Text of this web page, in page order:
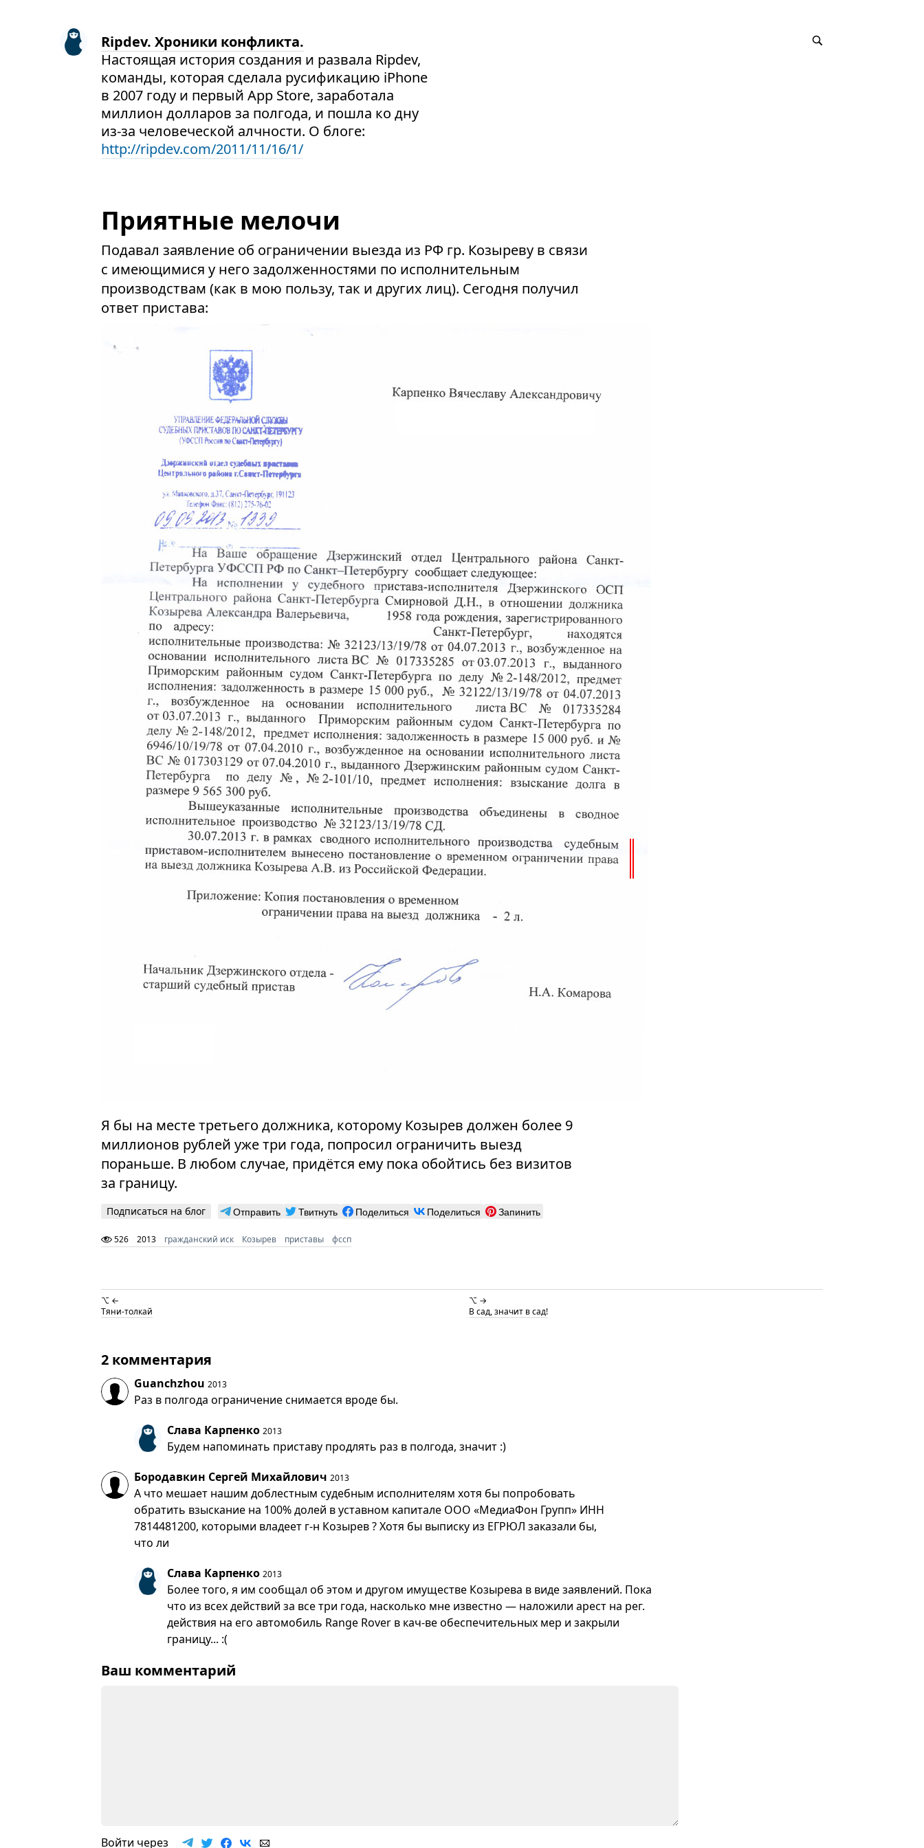
Ripdev. Хроники конфликта.
Настоящая история создания и развала Ripdev,
команды, которая сделала русификацию iPhone
в 2007 году и первый App Store, заработала
миллион долларов за полгода, и пошла ко дну
из-за человеческой алчности. О блоге:
http://ripdev.com/2011/11/16/1/
Приятные мелочи
Подавал заявление об ограничении выезда из РФ гр. Козыреву в связи
с имеющимися у него задолженностями по исполнительным
производствам (как в мою пользу, так и других лиц). Сегодня получил
ответ пристава:
Я бы на месте третьего должника, которому Козырев должен более 9
миллионов рублей уже три года, попросил ограничить выезд
пораньше. В любом случае, придётся ему пока обойтись без визитов
за границу.
Подписаться на блог Отправить Твитнуть Поделиться Поделиться Запинить
526 2013 гражданский иск Козырев приставы фссп
⌥ ←
Тяни-толкай
⌥ →
В сад, значит в сад!
2 комментария
Guanchzhou 2013
Раз в полгода ограничение снимается вроде бы.
Слава Карпенко 2013
Будем напоминать приставу продлять раз в полгода, значит :)
Бородавкин Сергей Михайлович 2013
А что мешает нашим доблестным судебным исполнителям хотя бы попробовать
обратить взыскание на 100% долей в уставном капитале ООО «МедиаФон Групп» ИНН
7814481200, которыми владеет г-н Козырев ? Хотя бы выписку из ЕГРЮЛ заказали бы,
что ли
Слава Карпенко 2013
Более того, я им сообщал об этом и другом имуществе Козырева в виде заявлений. Пока
что из всех действий за все три года, насколько мне известно — наложили арест на рег.
действия на его автомобиль Range Rover в кач-ве обеспечительных мер и закрыли
границу... :(
Ваш комментарий
Войти через